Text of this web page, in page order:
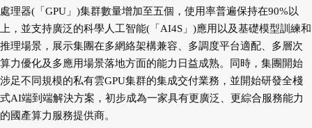
處理器(「GPU」)集群數量增加至五個，使用率普遍保持在90%以
上，並支持廣泛的科學人工智能(「AI4S」)應用以及基礎模型訓練和
推理場景，展示集團在多網絡架構兼容、多調度平台適配、多層次
算力優化及多應用場景落地方面的能力日益成熟。同時，集團開始
涉足不同規模的私有雲GPU集群的集成交付業務，並開始研發全棧
式AI端到端解決方案，初步成為一家具有更廣泛、更綜合服務能力
的國產算力服務提供商。